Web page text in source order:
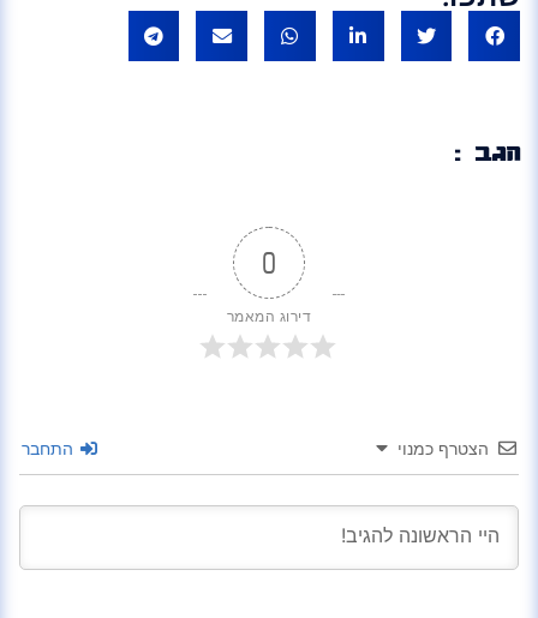
הגב :
0
דירוג המאמר
הצטרף כמנוי התחבר